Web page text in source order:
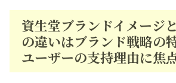
資生堂ブランドイメージ
の違いはブランド戦略の
ユーザーの支持理由に焦